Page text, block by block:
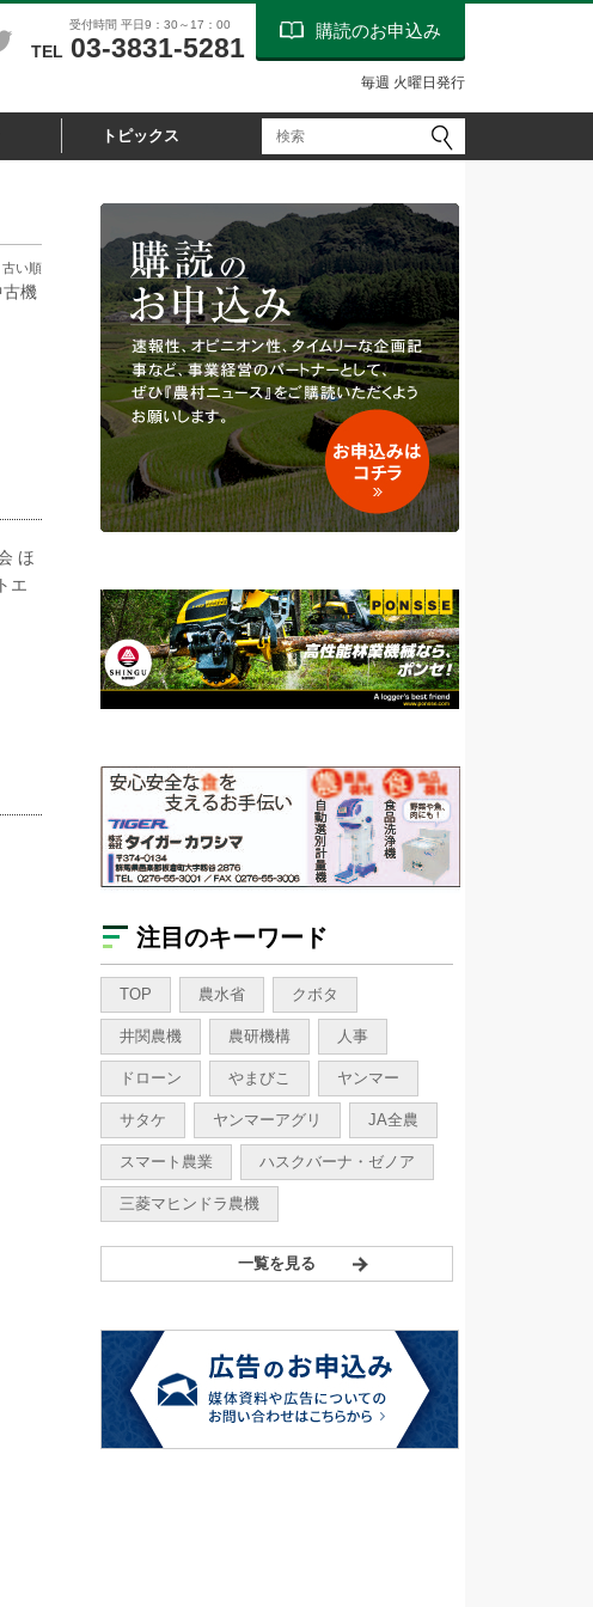
受付時間 平日9：30～17：00
TEL 03-3831-5281
購読のお申込み
毎週 火曜日発行
トピックス
古い順
注目のキーワード
TOP 農水省 クボタ
井関農機 農研機構 人事
ドローン やまびこ ヤンマー
サタケ ヤンマーアグリ JA全農
スマート農業 ハスクバーナ・ゼノア
三菱マヒンドラ農機
一覧を見る